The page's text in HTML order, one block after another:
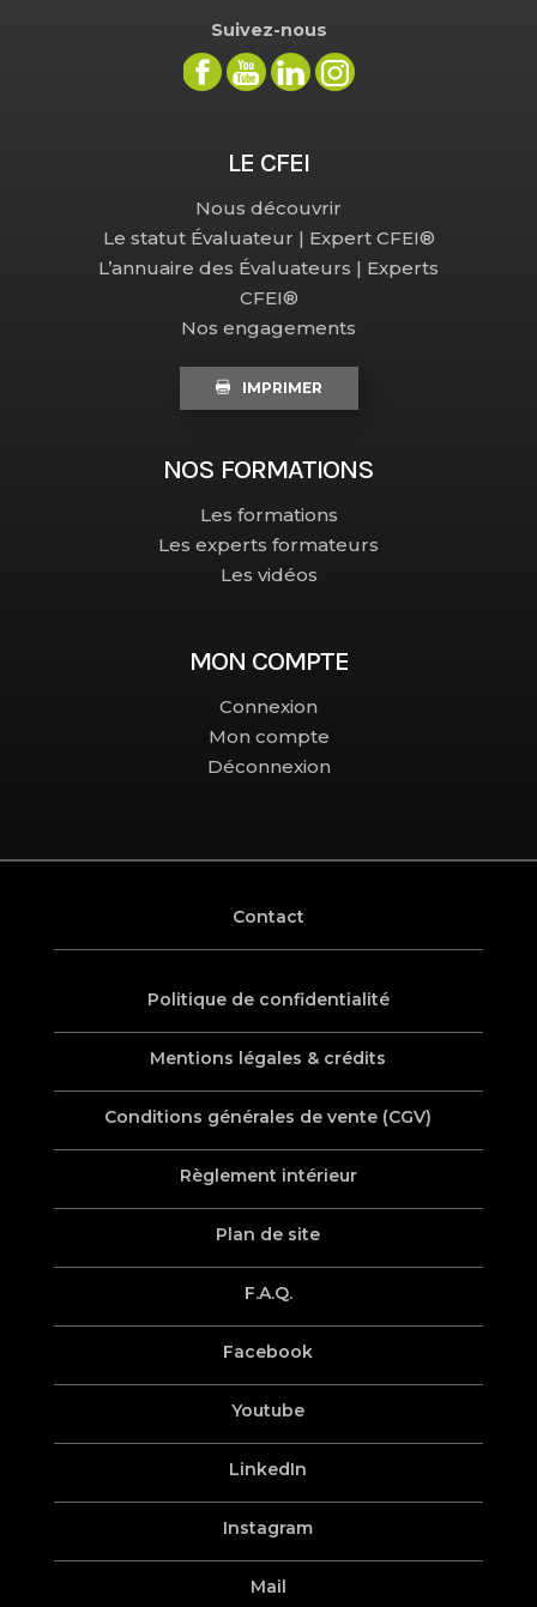
Suivez-nous
LE CFEI
Nous découvrir
Le statut Évaluateur | Expert CFEI®
L’annuaire des Évaluateurs | Experts
CFEI®
Nos engagements
IMPRIMER
NOS FORMATIONS
Les formations
Les experts formateurs
Les vidéos
MON COMPTE
Connexion
Mon compte
Déconnexion
Contact
Politique de confidentialité
Mentions légales & crédits
Conditions générales de vente (CGV)
Règlement intérieur
Plan de site
F.A.Q.
Facebook
Youtube
LinkedIn
Instagram
Mail